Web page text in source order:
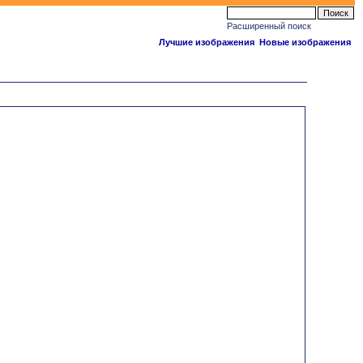
Расширенный поиск
Лучшие изображения Новые изображения